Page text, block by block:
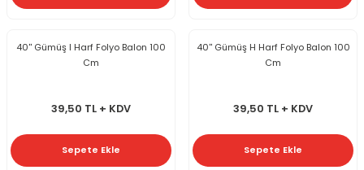
40'' Gümüş I Harf Folyo Balon 100
Cm
39,50 TL + KDV
Sepete Ekle
40'' Gümüş H Harf Folyo Balon 100
Cm
39,50 TL + KDV
Sepete Ekle